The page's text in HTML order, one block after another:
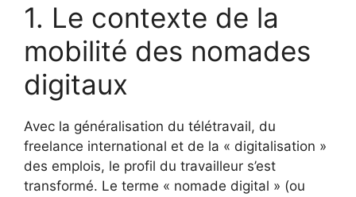
1. Le contexte de la
mobilité des nomades
digitaux
Avec la généralisation du télétravail, du
freelance international et de la « digitalisation »
des emplois, le profil du travailleur s’est
transformé. Le terme « nomade digital » (ou